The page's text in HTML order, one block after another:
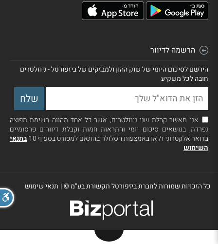
הרשמה לדיוור
הירשם לסיכום היומי של שוק ההון ולמבזקים של ביזפורטל - ניוזלטרים
חובה לכל משקיע
אני מאשר קבלת שני ניוזלטרים, אשר כל אחד מהווה רשימת תפוצה
נפרדת, בנושאים סיכום יומי והתראות חמות וקבלת דיוורים פרסומיים
בדואר אלקטרוני ו/ או באמצעות הסלולר בהתאם למפורט בסעיף 10
בתנאי
השימוש
כל הזכויות שמורות לחברת ביזפורטל תקשורת בע"מ ©| תנאי שימוש